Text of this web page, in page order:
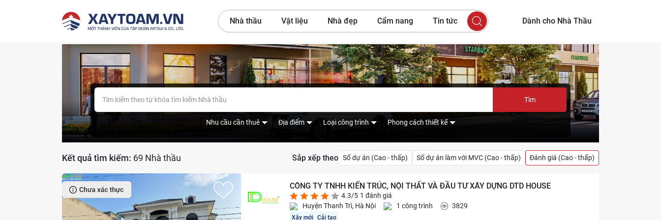
Nhà thầu Vật liệu Nhà đẹp Cẩm nang Tin tức Dành cho Nhà Thầu
Tìm kiếm theo từ khóa tìm kiếm Nhà thầu Tìm
Nhu cầu cần thuê Địa điểm Loại công trình Phong cách thiết kế
Kết quả tìm kiếm: 69 Nhà thầu Sắp xếp theo Số dự án (Cao - thấp) Số dự án làm với MVC (Cao - thấp) Đánh giá (Cao - thấp)
CÔNG TY TNHH KIẾN TRÚC, NỘI THẤT VÀ ĐẦU TƯ XÂY DỰNG DTD HOUSE
4.3/5 1 đánh giá
Huyện Thanh Trì, Hà Nội
1 công trình 3829
Xây mới Cải tạo